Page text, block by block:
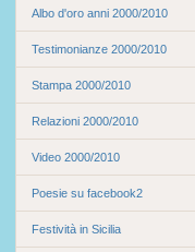
Albo d'oro anni 2000/2010
Testimonianze 2000/2010
Stampa 2000/2010
Relazioni 2000/2010
Video 2000/2010
Poesie su facebook2
Festività in Sicilia